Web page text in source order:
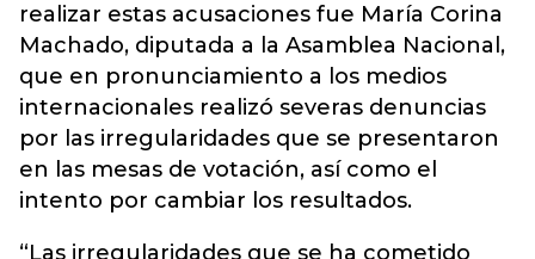
realizar estas acusaciones fue María Corina
Machado, diputada a la Asamblea Nacional,
que en pronunciamiento a los medios
internacionales realizó severas denuncias
por las irregularidades que se presentaron
en las mesas de votación, así como el
intento por cambiar los resultados.
“Las irregularidades que se ha cometido